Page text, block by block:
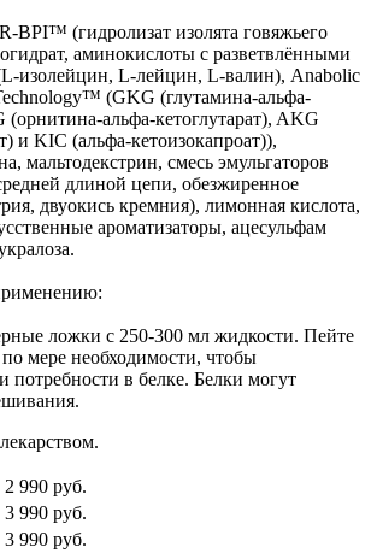
BPI™ (гидролизат изолята говяжьего
аминокислоты с разветвлёнными
изолейцин, L-лейцин, L-валин), Anabolic
(GKG (глутамина-альфа-
(орнитина-альфа-кетоглутарат), AKG
и KIC (альфа-кетоизокапроат)),
мальтодекстрин, смесь эмульгаторов
длиной цепи, обезжиренное
двуокись кремния), лимонная кислота,
ароматизаторы, ацесульфам
ложки с 250-300 мл жидкости. Пейте
мере необходимости, чтобы
потребности в белке. Белки могут
2 990 руб.
3 990 руб.
3 990 руб.